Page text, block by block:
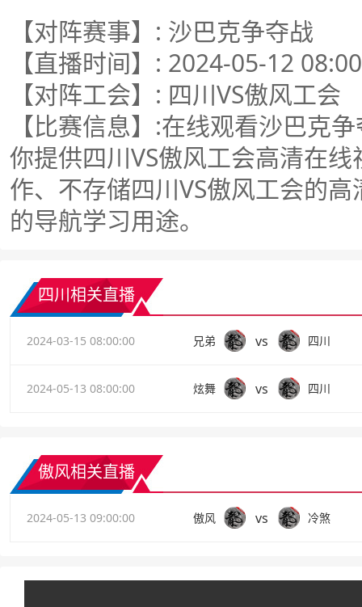
【对阵赛事】: 沙巴克争夺战
【直播时间】: 2024-05-12
【对阵工会】: 四川VS傲风工会
【比赛信息】:在线观看沙巴克
你提供四川VS傲风工会高清在
作、不存储四川VS傲风工会的
的导航学习用途。
四川相关直播
2024-03-15 08:00:00 兄弟 vs 四川
2024-05-13 08:00:00 炫舞 vs 四川
傲风相关直播
2024-05-13 09:00:00 傲风 vs 冷煞